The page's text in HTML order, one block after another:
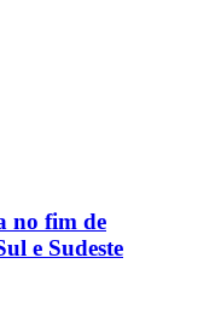
no fim de
e Sudeste